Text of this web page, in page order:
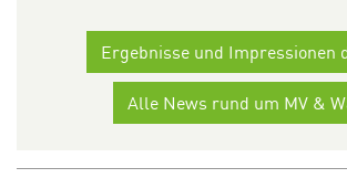
Ergebnisse und Impressionen
Alle News rund um MV &